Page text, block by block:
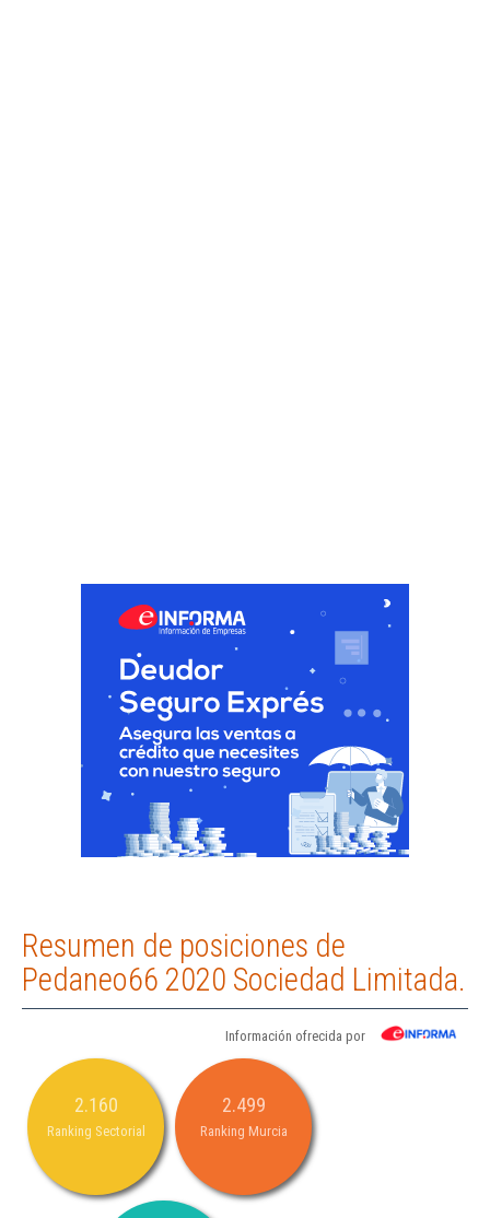
Resumen de posiciones de
Pedaneo66 2020 Sociedad Limitada.
Información ofrecida por
2.160
Ranking Sectorial
2.499
Ranking Murcia